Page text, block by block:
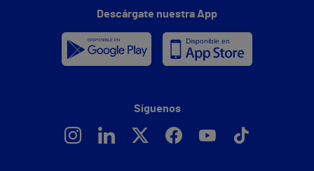
Descárgate nuestra App
Síguenos